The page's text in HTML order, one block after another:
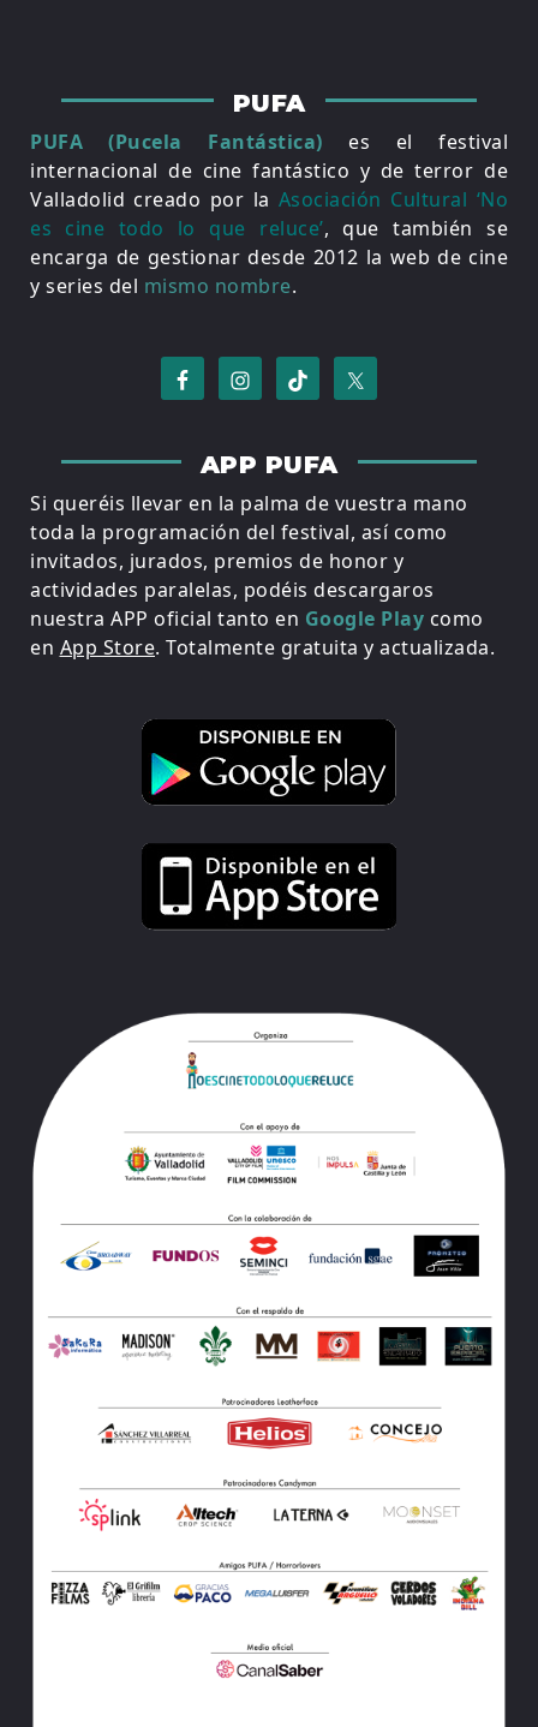
PUFA
PUFA (Pucela Fantástica) es el festival
internacional de cine fantástico y de terror de
Valladolid creado por la Asociación Cultural ‘No
es cine todo lo que reluce’, que también se
encarga de gestionar desde 2012 la web de cine
y series del mismo nombre.
APP PUFA
Si queréis llevar en la palma de vuestra mano
toda la programación del festival, así como
invitados, jurados, premios de honor y
actividades paralelas, podéis descargaros
nuestra APP oficial tanto en Google Play como
en App Store. Totalmente gratuita y actualizada.